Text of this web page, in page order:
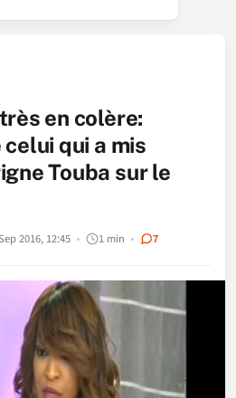
en colère:
celui qui a mis
Touba sur le
2016, 12:45 1 min 7